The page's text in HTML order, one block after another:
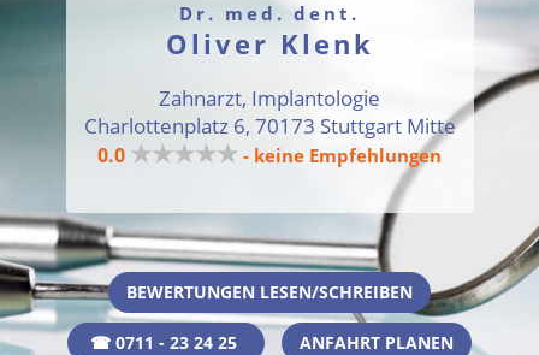
Dr. med. dent.
Oliver Klenk
Zahnarzt, Implantologie
Charlottenplatz 6, 70173 Stuttgart Mitte
0.0 ★★★★★ - keine Empfehlungen
BEWERTUNGEN LESEN/SCHREIBEN
☎ 0711 - 23 24 25 ANFAHRT PLANEN